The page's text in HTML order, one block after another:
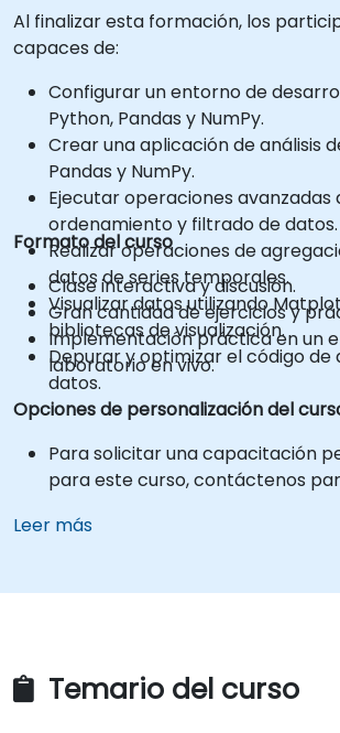
Al finalizar esta formación, los
capaces de:
Configurar un entorno de
Python, Pandas y NumPy.
Crear una aplicación de análisis
Pandas y NumPy.
Ejecutar operaciones avanzadas
ordenamiento y filtrado de datos.
Realizar operaciones de
datos de series temporales.
Visualizar datos utilizando
bibliotecas de visualización.
Depurar y optimizar el código de
datos.
Formato del curso
Clase interactiva y discusión.
Gran cantidad de ejercicios y
Implementación práctica en un
laboratorio en vivo.
Opciones de personalización del
Para solicitar una capacitación
para este curso, contáctenos
Leer más
Temario del curso